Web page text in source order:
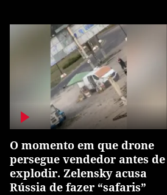
O momento em que drone
persegue vendedor antes de
explodir. Zelensky acusa
Rússia de fazer “safaris”